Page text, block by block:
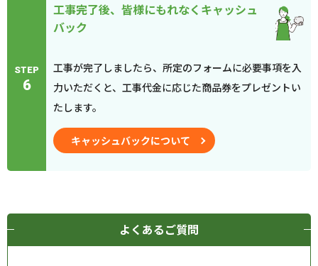
STEP
6
工事完了後、皆様にもれなくキャッシュ
バック
工事が完了しましたら、所定のフォームに必要事項を入
力いただくと、工事代金に応じた商品券をプレゼントい
たします。
キャッシュバックについて
よくあるご質問